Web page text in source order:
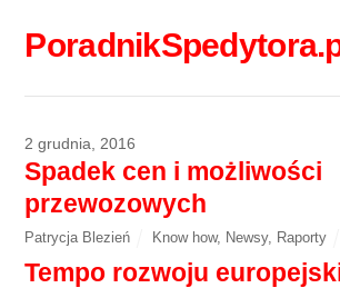
2 grudnia, 2016
Spadek cen i możliwości
przewozowych
Patrycja Blezień Know how, Newsy, Raporty
Tempo rozwoju